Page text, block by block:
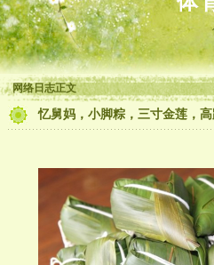
网络日志正文
忆舅妈，小脚粽，三寸金莲，